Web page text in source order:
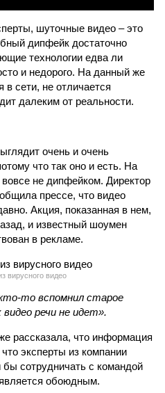
шуточные видео – это
дипфейк достаточно
технологии едва ли
и недорого. На данный же
в сети, не отличается
далеким от реальности.
очень и очень
что так оно и есть. На
не дипфейком. Директор
прессе, что видео
Акция, показанная в нем,
и известный шоумен
в рекламе.
вирусного видео
то вспомнил старое
речи не идет».
рассказала, что информация
эксперты из компании
сотрудничать с командой
обоюдным.